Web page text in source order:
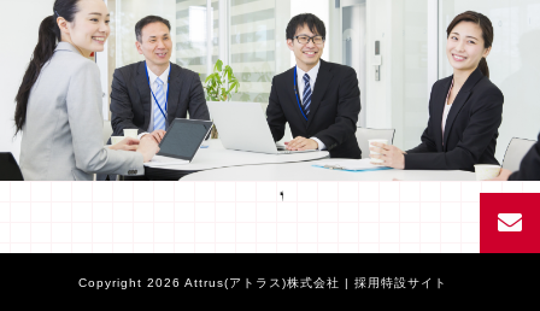
Facebook
Copyright 2026 Attrus(アトラス)株式会社 | 採用特設サイト